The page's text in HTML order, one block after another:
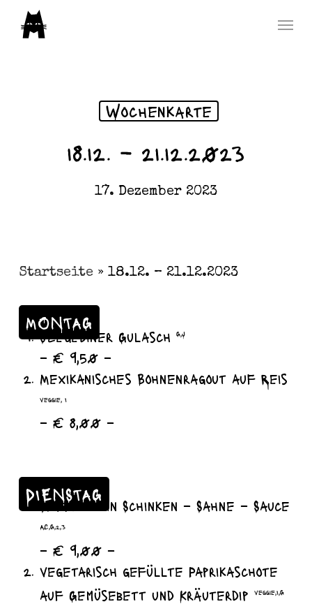
Skip
Wochenkarte
18.12. – 21.12.2023
17. Dezember 2023
Startseite » 18.12. – 21.12.2023
MONTAG
Szegediner Gulasch G,J
– € 9,50 –
Mexikanisches Bohnenragout auf Reis
veggie, I
– € 8,00 –
DIENSTAG
Spaghetti in Schinken – Sahne – Sauce
A,C,G,2,3
– € 9,00 –
vegetarisch gefüllte Paprikaschote
auf Gemüsebett und Kräuterdip
veggie,I,G